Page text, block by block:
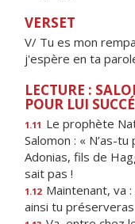
VERSET
V/ Tu es mon
j'espère en ta
LECTURE :
POUR LUI
1.11 Le prophète
Salomon : « N’as-
Adonias, fils de
sait pas !
1.12 Maintenant, va
ainsi tu